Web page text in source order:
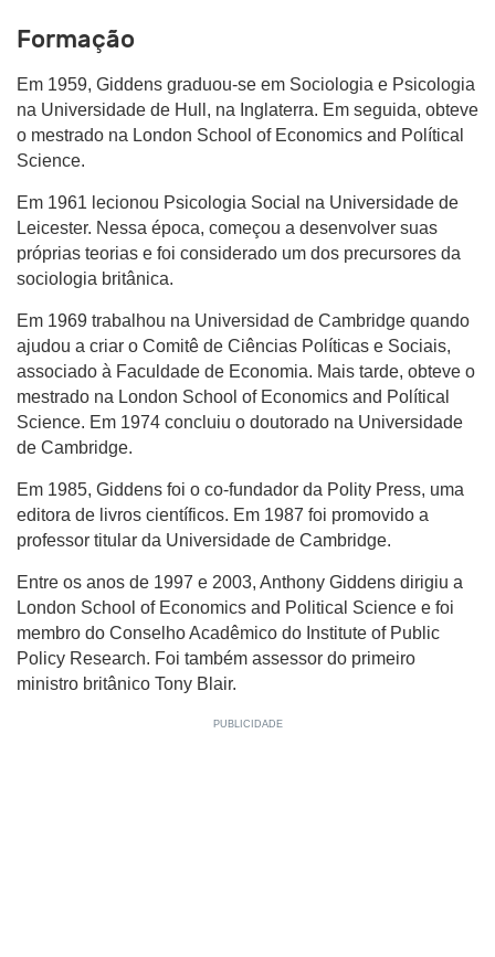
Formação
Em 1959, Giddens graduou-se em Sociologia e Psicologia
na Universidade de Hull, na Inglaterra. Em seguida, obteve
o mestrado na London School of Economics and Polítical
Science.
Em 1961 lecionou Psicologia Social na Universidade de
Leicester. Nessa época, começou a desenvolver suas
próprias teorias e foi considerado um dos precursores da
sociologia britânica.
Em 1969 trabalhou na Universidad de Cambridge quando
ajudou a criar o Comitê de Ciências Políticas e Sociais,
associado à Faculdade de Economia. Mais tarde, obteve o
mestrado na London School of Economics and Polítical
Science. Em 1974 concluiu o doutorado na Universidade
de Cambridge.
Em 1985, Giddens foi o co-fundador da Polity Press, uma
editora de livros científicos. Em 1987 foi promovido a
professor titular da Universidade de Cambridge.
Entre os anos de 1997 e 2003, Anthony Giddens dirigiu a
London School of Economics and Political Science e foi
membro do Conselho Acadêmico do Institute of Public
Policy Research. Foi também assessor do primeiro
ministro britânico Tony Blair.